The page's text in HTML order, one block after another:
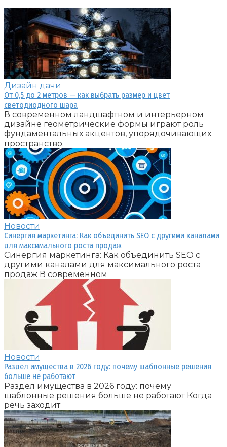
Дизайн дачи
От 0,5 до 2 метров — как выбрать размер и цвет
светодиодного шара
В современном ландшафтном и интерьерном
дизайне геометрические формы играют роль
фундаментальных акцентов, упорядочивающих
пространство.
Новости
Синергия маркетинга: Как объединить SEO с другими каналами
для максимального роста продаж
Синергия маркетинга: Как объединить SEO с
другими каналами для максимального роста
продаж В современном
Новости
Раздел имущества в 2026 году: почему шаблонные решения
больше не работают
Раздел имущества в 2026 году: почему
шаблонные решения больше не работают Когда
речь заходит